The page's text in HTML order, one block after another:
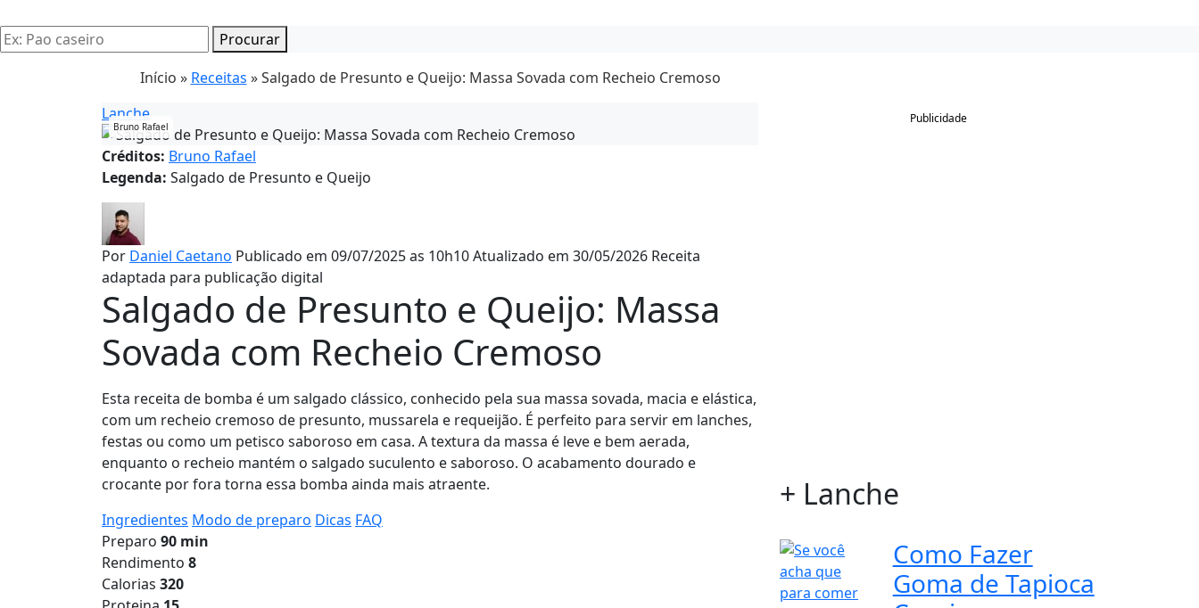
Procurar
Início » Receitas »Salgado de Presunto e Queijo: Massa Sovada com Recheio Cremoso
Lanche
Bruno Rafael
Créditos: Bruno Rafael
Legenda: Salgado de Presunto e Queijo
Por Daniel Caetano Publicado em 09/07/2025 as 10h10Atualizado em 30/05/2026 Receita
adaptada para publicação digital
Salgado de Presunto e Queijo: Massa
Sovada com Recheio Cremoso
Esta receita de bomba é um salgado clássico, conhecido pela sua massa sovada, macia e elástica,
com um recheio cremoso de presunto, mussarela e requeijão. É perfeito para servir em lanches,
festas ou como um petisco saboroso em casa. A textura da massa é leve e bem aerada,
enquanto o recheio mantém o salgado suculento e saboroso. O acabamento dourado e
crocante por fora torna essa bomba ainda mais atraente.
Ingredientes Modo de preparo Dicas FAQ
Preparo 90 min
Rendimento 8
Calorias 320
Publicidade
+ Lanche
Como Fazer
Goma de Tapioca